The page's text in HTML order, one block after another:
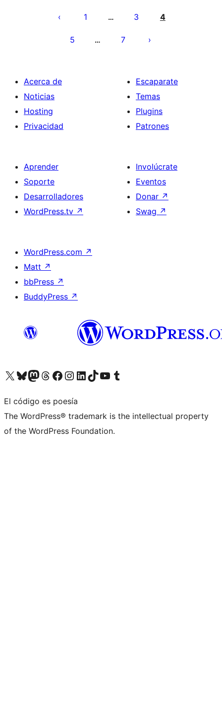
1 … 3 4
5 … 7
Acerca de
Noticias
Hosting
Privacidad
Escaparate
Temas
Plugins
Patrones
Aprender
Soporte
Desarrolladores
WordPress.tv ↗
Involúcrate
Eventos
Donar ↗
Swag ↗
WordPress.com ↗
Matt ↗
bbPress ↗
BuddyPress ↗
Visita nuestra cuenta de X (anteriormente Twitter)
Visita nuestra cuenta de Bluesky
Visita nuestra cuenta de Mastodon
Visita nuestra cuenta de Threads
Visita nuestra página de Facebook
Visita nuestra cuenta de Instagram
Visita nuestra cuenta de LinkedIn
Visita nuestra cuenta de TikTok
Visita nuestro canal de YouTube
Visita nuestra cuenta de Tumblr
El código es poesía
The WordPress® trademark is the intellectual property
of the WordPress Foundation.